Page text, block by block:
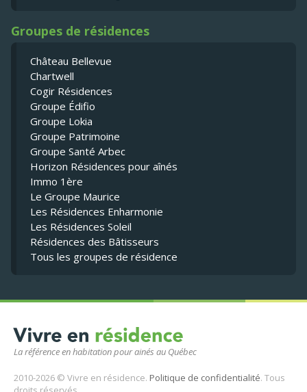
La référence en habitation pour ainés au Québec
2010-2026 © Vivre en résidence. Politique de confidentialité. Tous
Groupes de résidences
Château Bellevue
Chartwell
Cogir Résidences
Groupe Édifio
Groupe Lokia
Groupe Patrimoine
Groupe Santé Arbec
Horizon Résidences pour aînés
Immo 1ère
Le Groupe Maurice
Les Résidences Enharmonie
Les Résidences Soleil
Résidences des Bâtisseurs
Tous les groupes de résidence